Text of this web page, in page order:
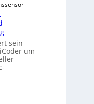
sein
um